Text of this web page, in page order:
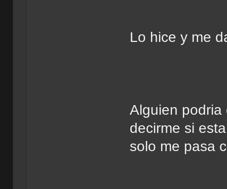
Lo hice y me
Alguien podria
decirme si
solo me pasa